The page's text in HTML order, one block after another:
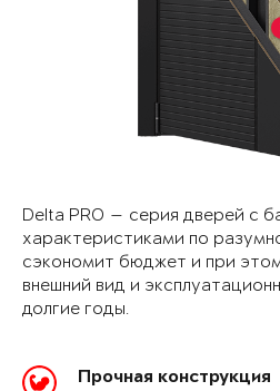
Delta PRO — серия дверей с
характеристиками по
сэкономит бюджет и при
внешний вид и
долгие годы.
Прочная конструкция